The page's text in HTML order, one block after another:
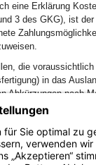
eine Erklärung
3 des GKG), ist
die
in das
Abkürzungen nach
mit dem Ausland
(vgl. § 17
für Zivilsachen –